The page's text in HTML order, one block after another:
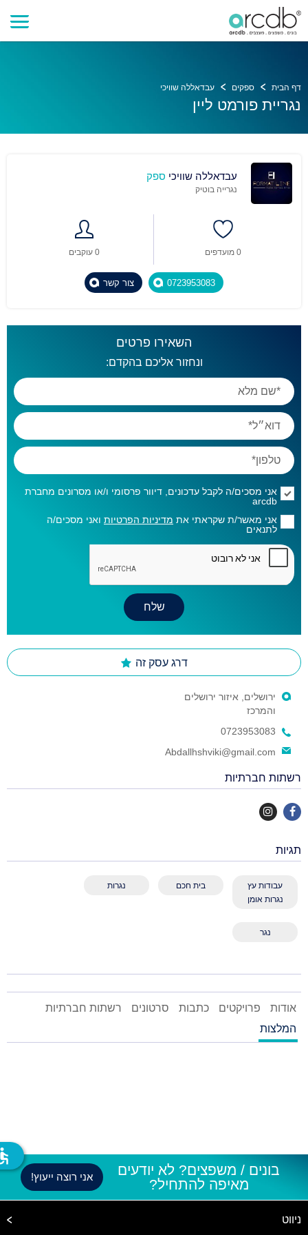
דף הבית ספקים עבדאללה שוויכי
נגריית פורמט ליין
עבדאללה שוויכי ספק
נגרייה בוטיק
0 עוקבים 0 מועדפים
צור קשר 0723953083
השאירו פרטים
ונחזור אליכם בהקדם:
אני מסכים/ה לקבל עדכונים, דיוור פרסומי ו/או מסרונים מחברת
arcdb
אני מאשר/ת שקראתי את מדיניות הפרטיות ואני מסכים/ה
לתנאים
דרג עסק זה
ירושלים, איזור ירושלים
והמרכז
0723953083
Abdallhshviki@gmail.com
רשתות חברתיות
תגיות
עבודות עץ
נגרות אומן
בית חכם נגרות
נגר
אודות פרויקטים כתבות סרטונים
רשתות חברתיות
המלצות
בונים / משפצים? לא יודעים
מאיפה להתחיל?
אני רוצה ייעוץ!
ניווט